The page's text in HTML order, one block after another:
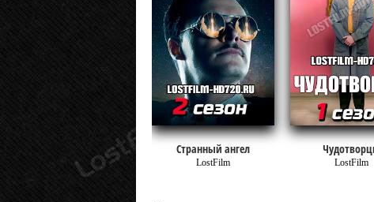
Странный ангел
LostFilm LostFilm